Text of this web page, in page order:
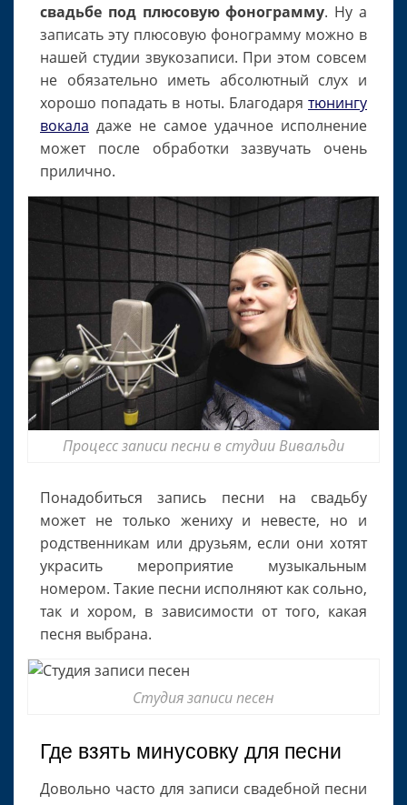
свадьбе под плюсовую фонограмму. Ну а
записать эту плюсовую фонограмму можно в
нашей студии звукозаписи. При этом совсем
не обязательно иметь абсолютный слух и
хорошо попадать в ноты. Благодаря тюнингу
вокала даже не самое удачное исполнение
может после обработки зазвучать очень
прилично.
Процесс записи песни в студии Вивальди
Понадобиться запись песни на свадьбу
может не только жениху и невесте, но и
родственникам или друзьям, если они хотят
украсить мероприятие музыкальным
номером. Такие песни исполняют как сольно,
так и хором, в зависимости от того, какая
песня выбрана.
Студия записи песен
Где взять минусовку для песни
Довольно часто для записи свадебной песни